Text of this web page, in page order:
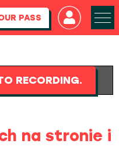
PASS
RECORDING.
na stronie i